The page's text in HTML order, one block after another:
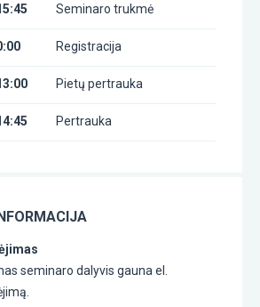
Seminaro trukmė
Registracija
Pietų pertrauka
Pertrauka
seminaro dalyvis gauna el.